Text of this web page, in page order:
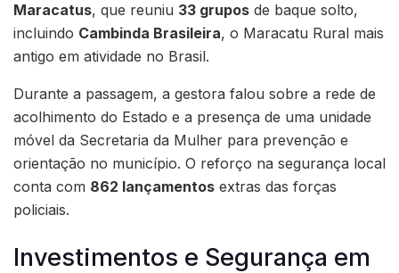
Maracatus, que reuniu 33 grupos de baque solto,
incluindo Cambinda Brasileira, o Maracatu Rural mais
antigo em atividade no Brasil.
Durante a passagem, a gestora falou sobre a rede de
acolhimento do Estado e a presença de uma unidade
móvel da Secretaria da Mulher para prevenção e
orientação no município. O reforço na segurança local
conta com 862 lançamentos extras das forças
policiais.
Investimentos e Segurança em